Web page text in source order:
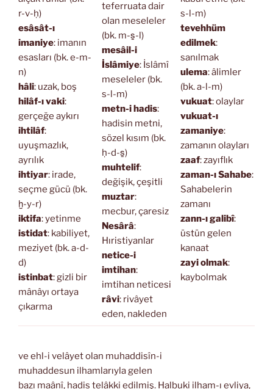
r-v-ḥ)
esâsât-ı
imaniye: imanın
esasları (bk. e-m-
n)
hâli: uzak, boş
hilâf-ı vaki:
gerçeğe aykırı
ihtilâf:
uyuşmazlık,
ayrılık
ihtiyar: irade,
seçme gücü (bk.
ḫ-y-r)
iktifa: yetinme
istidat: kabiliyet,
meziyet (bk. a-d-
d)
istinbat: gizli bir
mânâyı ortaya
çıkarma
teferruata dair
olan meseleler
(bk. m-s̱-l)
mesâil-i
İslâmiye: İslâmî
meseleler (bk.
s-l-m)
metn-i hadis:
hadisin metni,
sözel kısım (bk.
ḥ-d-s̱)
muhtelif:
değişik, çeşitli
muztar:
mecbur, çaresiz
Nesârâ:
Hıristiyanlar
netice-i
imtihan:
imtihan neticesi
râvi: rivâyet
eden, nakleden
s-l-m)
tevehhüm
edilmek:
sanılmak
ulema: âlimler
(bk. a-l-m)
vukuat: olaylar
vukuat-ı
zamaniye:
zamanın olayları
zaaf: zayıflık
zaman-ı Sahabe:
Sahabelerin
zamanı
zann-ı galibî:
üstün gelen
kanaat
zayi olmak:
kaybolmak
ve ehl-i velâyet olan muhaddisîn-i
muhaddesun ilhamlarıyla gelen
bazı maânî, hadis telâkki edilmiş. Halbuki ilham-ı evliya,